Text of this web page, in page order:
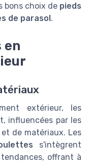
bons choix de pieds
de parasol.
en
extérieur, les
influencées par les
de matériaux. Les
s'intègrent
offrant à